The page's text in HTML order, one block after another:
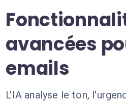
avancées
emails
L'IA analyse le ton,